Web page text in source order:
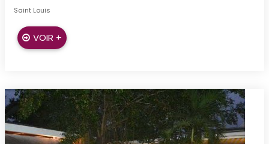
Saint Louis
VOIR +